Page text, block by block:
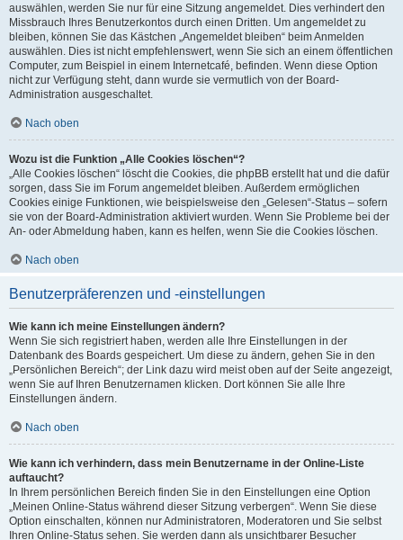
auswählen, werden Sie nur für eine Sitzung angemeldet. Dies verhindert den
Missbrauch Ihres Benutzerkontos durch einen Dritten. Um angemeldet zu
bleiben, können Sie das Kästchen „Angemeldet bleiben“ beim Anmelden
auswählen. Dies ist nicht empfehlenswert, wenn Sie sich an einem öffentlichen
Computer, zum Beispiel in einem Internetcafé, befinden. Wenn diese Option
nicht zur Verfügung steht, dann wurde sie vermutlich von der Board-
Administration ausgeschaltet.
Nach oben
Wozu ist die Funktion „Alle Cookies löschen“?
„Alle Cookies löschen“ löscht die Cookies, die phpBB erstellt hat und die dafür
sorgen, dass Sie im Forum angemeldet bleiben. Außerdem ermöglichen
Cookies einige Funktionen, wie beispielsweise den „Gelesen“-Status – sofern
sie von der Board-Administration aktiviert wurden. Wenn Sie Probleme bei der
An- oder Abmeldung haben, kann es helfen, wenn Sie die Cookies löschen.
Nach oben
Benutzerpräferenzen und -einstellungen
Wie kann ich meine Einstellungen ändern?
Wenn Sie sich registriert haben, werden alle Ihre Einstellungen in der
Datenbank des Boards gespeichert. Um diese zu ändern, gehen Sie in den
„Persönlichen Bereich“; der Link dazu wird meist oben auf der Seite angezeigt,
wenn Sie auf Ihren Benutzernamen klicken. Dort können Sie alle Ihre
Einstellungen ändern.
Nach oben
Wie kann ich verhindern, dass mein Benutzername in der Online-Liste
auftaucht?
In Ihrem persönlichen Bereich finden Sie in den Einstellungen eine Option
„Meinen Online-Status während dieser Sitzung verbergen“. Wenn Sie diese
Option einschalten, können nur Administratoren, Moderatoren und Sie selbst
Ihren Online-Status sehen. Sie werden dann als unsichtbarer Besucher